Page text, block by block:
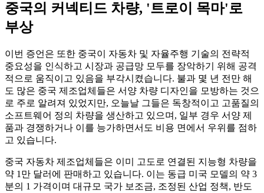
중국의 커넥티드 차량, '트로이 목마'로
부상
이번 증언은 또한 중국이 자동차 및 자율주행 기술의 전략적
중요성을 인식하고 시장과 공급망 모두를 장악하기 위해 공격
적으로 움직이고 있음을 부각시켰습니다. 불과 몇 년 전만 해
도 많은 중국 제조업체들은 서양 차량 디자인을 모방하는 것으
로 주로 알려져 있었지만, 오늘날 그들은 독창적이고 고품질의
소프트웨어 정의 차량을 생산하고 있으며, 일부 경우 서양 제
품과 경쟁하거나 이를 능가하면서도 비용 면에서 우위를 점하
고 있습니다.
중국 자동차 제조업체들은 이미 고도로 연결된 지능형 차량을
약 1만 달러에 판매하고 있습니다. 이는 동급 미국 모델의 약 3
분의 1 가격이며 대규모 국가 보조금, 조정된 산업 정책, 반도